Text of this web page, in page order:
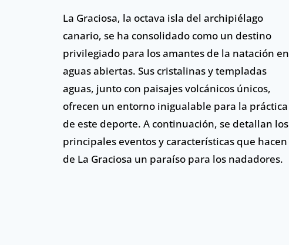
La Graciosa, la octava isla del archipiélago
canario, se ha consolidado como un destino
privilegiado para los amantes de la natación en
aguas abiertas. Sus cristalinas y templadas
aguas, junto con paisajes volcánicos únicos,
ofrecen un entorno inigualable para la práctica
de este deporte. A continuación, se detallan los
principales eventos y características que hacen
de La Graciosa un paraíso para los nadadores.